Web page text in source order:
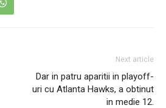
Next article
Dar in patru aparitii in playoff-
uri cu Atlanta Hawks, a obtinut
in medie 12.